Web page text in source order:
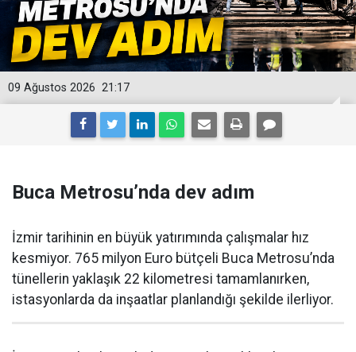
21:17
09 Ağustos 2026
Buca Metrosu’nda dev adım
İzmir tarihinin en büyük yatırımında çalışmalar hız
kesmiyor. 765 milyon Euro bütçeli Buca Metrosu’nda
tünellerin yaklaşık 22 kilometresi tamamlanırken,
istasyonlarda da inşaatlar planlandığı şekilde ilerliyor.